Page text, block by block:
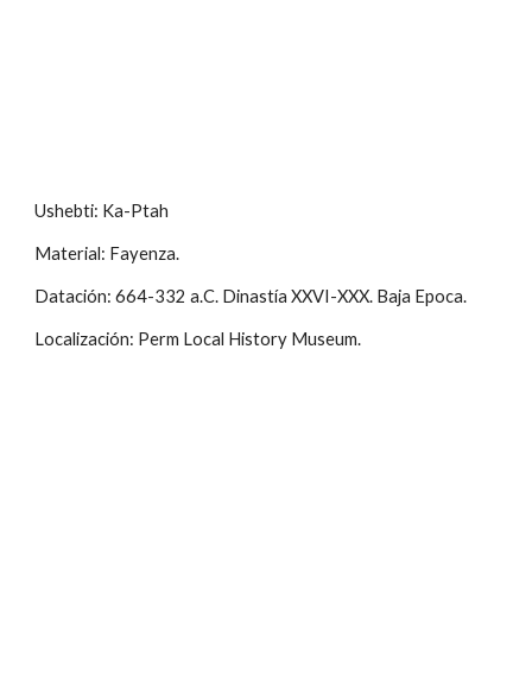
Ushebti: Ka-Ptah
Material: Fayenza.
Datación: 664-332 a.C. Dinastía XXVI-XXX. Baja Epoca.
Localización: Perm Local History Museum.